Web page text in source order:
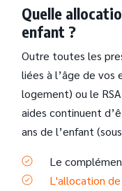
Quelle
enfant ?
Outre toutes les
liées à l’âge de vos
logement) ou le
aides continuent
ans de l’enfant
Le
L'allocation